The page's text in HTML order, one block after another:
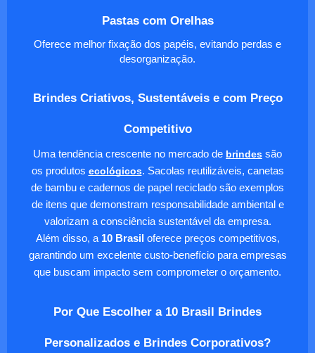
Pastas com Orelhas
Oferece melhor fixação dos papéis, evitando perdas e
desorganização.
Brindes Criativos, Sustentáveis e com Preço
Competitivo
Uma tendência crescente no mercado de brindes são
os produtos ecológicos. Sacolas reutilizáveis, canetas
de bambu e cadernos de papel reciclado são exemplos
de itens que demonstram responsabilidade ambiental e
valorizam a consciência sustentável da empresa.
Além disso, a 10 Brasil oferece preços competitivos,
garantindo um excelente custo-benefício para empresas
que buscam impacto sem comprometer o orçamento.
Por Que Escolher a 10 Brasil Brindes
Personalizados e Brindes Corporativos?